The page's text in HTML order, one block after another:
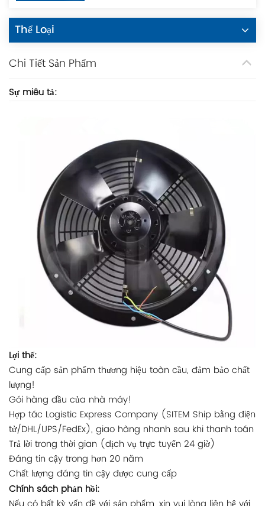
Thể Loại
Chi Tiết Sản Phẩm
Sự miêu tả:
Lợi thế:
Cung cấp sản phẩm thương hiệu toàn cầu, đảm bảo chất
lượng!
Gói hàng đầu của nhà máy!
Hợp tác Logistic Express Company (SITEM Ship bằng điện
tử/DHL/UPS/FedEx), giao hàng nhanh sau khi thanh toán
Trả lời trong thời gian (dịch vụ trực tuyến 24 giờ)
Đáng tin cậy trong hơn 20 năm
Chất lượng đáng tin cậy được cung cấp
Chính sách phản hồi: